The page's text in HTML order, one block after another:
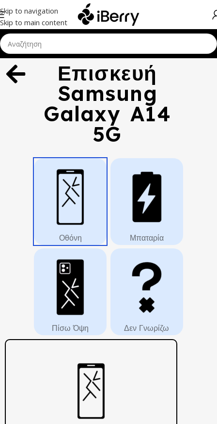
Skip to navigation
Skip to main content
Επισκευή
Samsung
Galaxy A14
5G
Οθόνη Μπαταρία
Πίσω Όψη Δεν Γνωρίζω